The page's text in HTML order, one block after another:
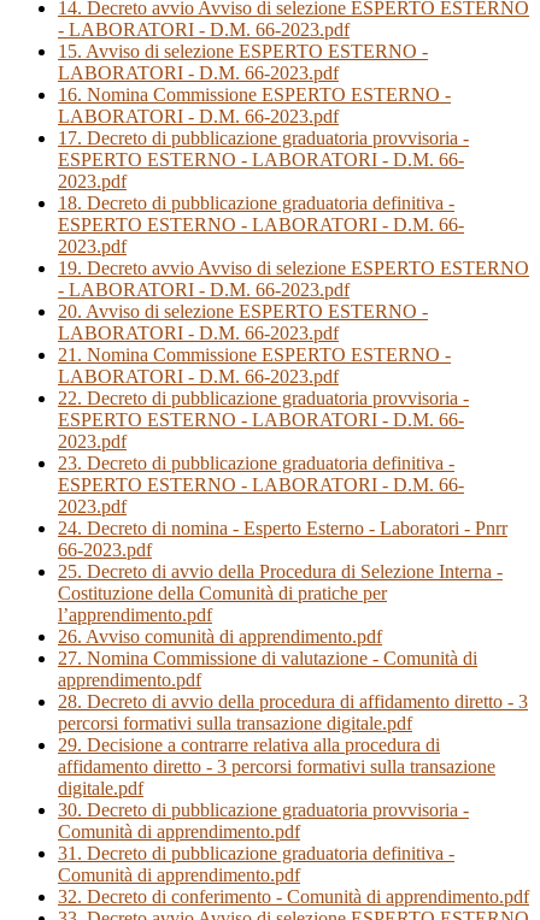
14. Decreto avvio Avviso di selezione ESPERTO ESTERNO
- LABORATORI - D.M. 66-2023.pdf
15. Avviso di selezione ESPERTO ESTERNO -
LABORATORI - D.M. 66-2023.pdf
16. Nomina Commissione ESPERTO ESTERNO -
LABORATORI - D.M. 66-2023.pdf
17. Decreto di pubblicazione graduatoria provvisoria -
ESPERTO ESTERNO - LABORATORI - D.M. 66-
2023.pdf
18. Decreto di pubblicazione graduatoria definitiva -
ESPERTO ESTERNO - LABORATORI - D.M. 66-
2023.pdf
19. Decreto avvio Avviso di selezione ESPERTO ESTERNO
- LABORATORI - D.M. 66-2023.pdf
20. Avviso di selezione ESPERTO ESTERNO -
LABORATORI - D.M. 66-2023.pdf
21. Nomina Commissione ESPERTO ESTERNO -
LABORATORI - D.M. 66-2023.pdf
22. Decreto di pubblicazione graduatoria provvisoria -
ESPERTO ESTERNO - LABORATORI - D.M. 66-
2023.pdf
23. Decreto di pubblicazione graduatoria definitiva -
ESPERTO ESTERNO - LABORATORI - D.M. 66-
2023.pdf
24. Decreto di nomina - Esperto Esterno - Laboratori - Pnrr
66-2023.pdf
25. Decreto di avvio della Procedura di Selezione Interna -
Costituzione della Comunità di pratiche per
l’apprendimento.pdf
26. Avviso comunità di apprendimento.pdf
27. Nomina Commissione di valutazione - Comunità di
apprendimento.pdf
28. Decreto di avvio della procedura di affidamento diretto - 3
percorsi formativi sulla transazione digitale.pdf
29. Decisione a contrarre relativa alla procedura di
affidamento diretto - 3 percorsi formativi sulla transazione
digitale.pdf
30. Decreto di pubblicazione graduatoria provvisoria -
Comunità di apprendimento.pdf
31. Decreto di pubblicazione graduatoria definitiva -
Comunità di apprendimento.pdf
32. Decreto di conferimento - Comunità di apprendimento.pdf